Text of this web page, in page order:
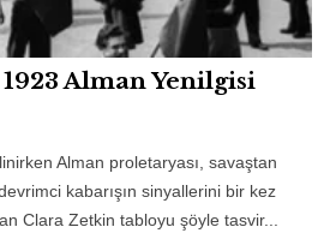
Alman Yenilgisi
Alman proletaryası, savaştan
kabarışın sinyallerini bir kez
Clara Zetkin tabloyu şöyle tasvir...